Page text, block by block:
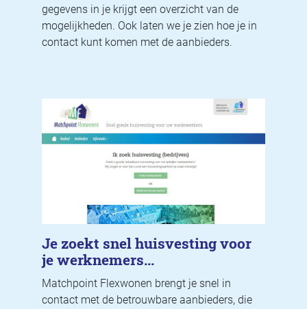
gegevens in je krijgt een overzicht van de
mogelijkheden. Ook laten we je zien hoe je in
contact kunt komen met de aanbieders.
Je zoekt snel huisvesting voor
je werknemers...
Matchpoint Flexwonen brengt je snel in
contact met de betrouwbare aanbieders, die